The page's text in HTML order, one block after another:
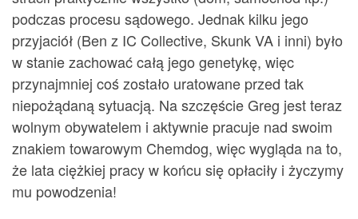
podczas procesu sądowego. Jednak kilku jego
przyjaciół (Ben z IC Collective, Skunk VA i inni) było
w stanie zachować całą jego genetykę, więc
przynajmniej coś zostało uratowane przed tak
niepożądaną sytuacją. Na szczęście Greg jest teraz
wolnym obywatelem i aktywnie pracuje nad swoim
znakiem towarowym Chemdog, więc wygląda na to,
że lata ciężkiej pracy w końcu się opłaciły i życzymy
mu powodzenia!